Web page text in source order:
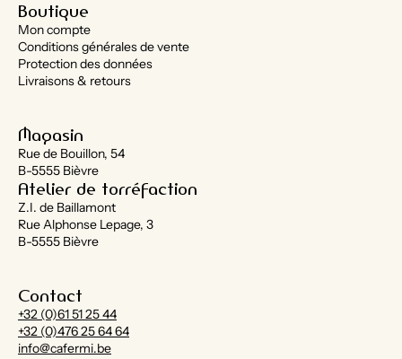
Boutique
Mon compte
Conditions générales de vente
Protection des données
Livraisons & retours
Magasin
Rue de Bouillon, 54
B-5555 Bièvre
Atelier de torréfaction
Z.I. de Baillamont
Rue Alphonse Lepage, 3
B-5555 Bièvre
Contact
+32 (0)61 51 25 44
+32 (0)476 25 64 64
info@cafermi.be